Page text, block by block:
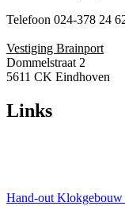
Telefoon 024-378 24
Vestiging Brainport
Dommelstraat 2
5611 CK Eindhoven
Links
Hand-out